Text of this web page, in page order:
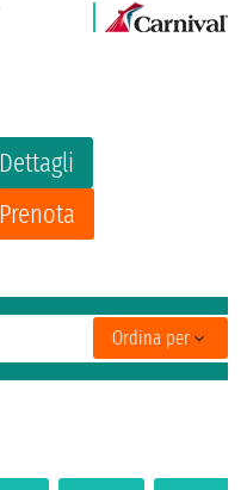
Dettagli
Prenota
Ordina per